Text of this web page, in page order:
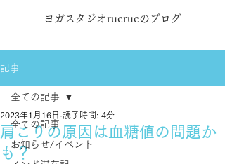
ヨガスタジオrucrucのブログ
記事
全ての記事
お知らせ/イベント
全ての記事
肩こりの原因は血糖値の問題か
も？
2023年1月16日 読了時間: 4分